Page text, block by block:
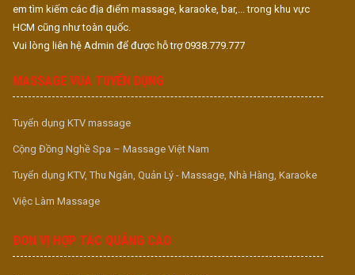
em tìm kiếm các địa điểm massage, karaoke, bar,... trong khu vực
HCM cũng như toàn quốc.
Vui lòng liên hệ Admin để được hỗ trợ 0938.779.777
MASSAGE VUA TUYỂN DỤNG
Tuyển dụng KTV massage
Cộng Đồng Nghề Spa – Massage Việt Nam
Tuyển dụng KTV, Thu Ngân, Quản Lý - Massage, Nhà Hàng, Karaoke
Việc Làm Massage
ĐƠN VỊ HỢP TÁC QUẢNG CÁO